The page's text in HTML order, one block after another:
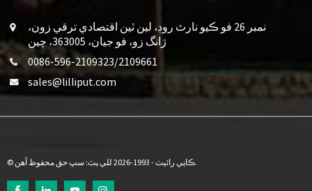
نمبر 26 فو ڪيو نارٿ روڊ، لين ٽين اقتصادي ترقي زون،
ژانگ زو، فو جيان، 363005، چين
0086-596-2109323/2109661
sales@lilliput.com
© ڪاپي رائيٽ - 1993-2026 للي پٽ: سڀ حق محفوظ آهن.